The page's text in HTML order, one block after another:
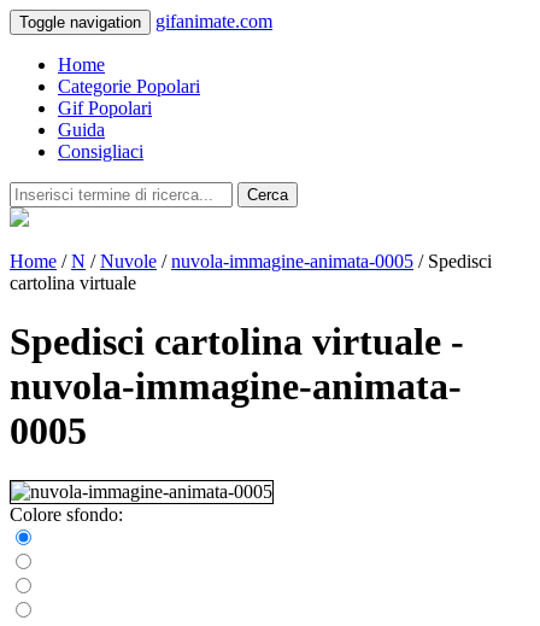
Toggle navigation gifanimate.com
Home
Categorie Popolari
Gif Popolari
Guida
Consigliaci
Cerca
Home /N /Nuvole /nuvola-immagine-animata-0005 / Spedisci
cartolina virtuale
Spedisci cartolina virtuale -
nuvola-immagine-animata-
0005
Colore sfondo: